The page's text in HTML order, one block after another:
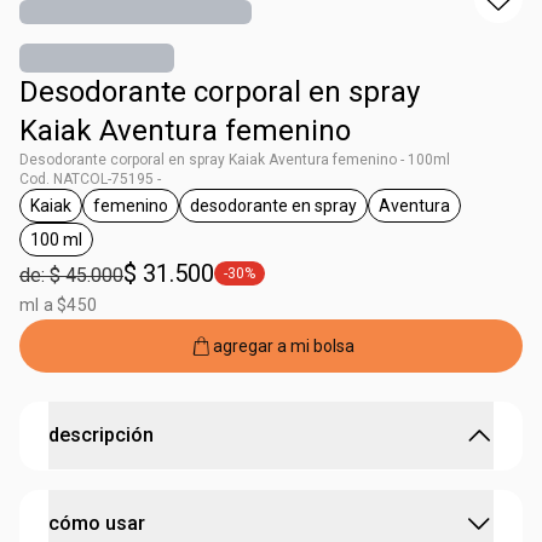
Desodorante corporal en spray
Kaiak Aventura femenino
Desodorante corporal en spray Kaiak Aventura femenino - 100ml
Cod. NATCOL-75195 -
general.tag Kaiak
Kaiak
general.tag femenino
femenino
general.tag desodorante en spray
desodorante en spray
general.tag
Aventura
general.tag 100 ml
100 ml
de: $ 45.000$ 31.500 general.tag -30%
-30%
ml a $450
agregar a mi bolsa
descripción
frescura de Kaiak Aventura, ideal para mujeres activas
cómo usar